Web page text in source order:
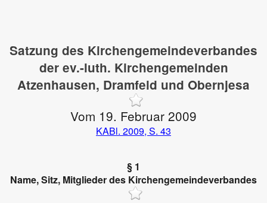
Satzung des Kirchengemeindeverbandes
der ev.-luth. Kirchengemeinden
Atzenhausen, Dramfeld und Obernjesa
Vom 19. Februar 2009
KABl. 2009, S. 43
§ 1
Name, Sitz, Mitglieder des Kirchengemeindeverbandes